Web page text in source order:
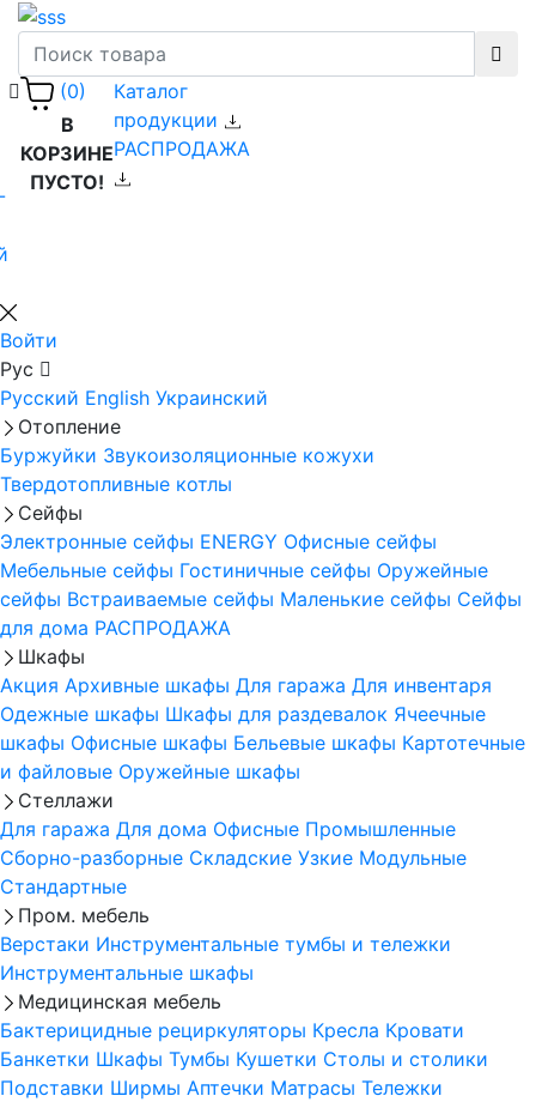
(0)
В
КОРЗИНЕ
ПУСТО!
Каталог
продукции
РАСПРОДАЖА
Войти
Рус
Русский English Украинский
Отопление
Буржуйки Звукоизоляционные кожухи
Твердотопливные котлы
Сейфы
Электронные сейфы ENERGY Офисные сейфы
Мебельные сейфы Гостиничные сейфы Оружейные
сейфы Встраиваемые сейфы Маленькие сейфы Сейфы
для дома РАСПРОДАЖА
Шкафы
Акция Архивные шкафы Для гаража Для инвентаря
Одежные шкафы Шкафы для раздевалок Ячеечные
шкафы Офисные шкафы Бельевые шкафы Картотечные
и файловые Оружейные шкафы
Стеллажи
Для гаража Для дома Офисные Промышленные
Сборно-разборные Складские Узкие Модульные
Стандартные
Пром. мебель
Верстаки Инструментальные тумбы и тележки
Инструментальные шкафы
Медицинская мебель
Бактерицидные рециркуляторы Кресла Кровати
Банкетки Шкафы Тумбы Кушетки Столы и столики
Подставки Ширмы Аптечки Матрасы Тележки